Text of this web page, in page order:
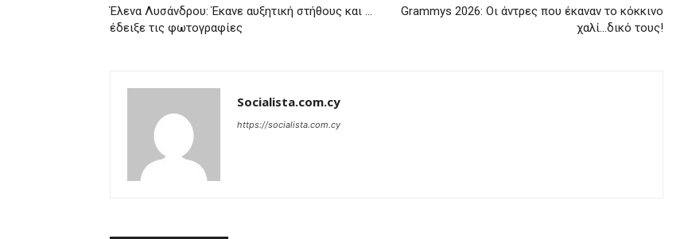
Έλενα Λυσάνδρου: Έκανε αυξητική στήθους και …
έδειξε τις φωτογραφίες
Grammys 2026: Οι άντρες που έκαναν το κόκκινο
χαλί…δικό τους!
Socialista.com.cy
https://socialista.com.cy